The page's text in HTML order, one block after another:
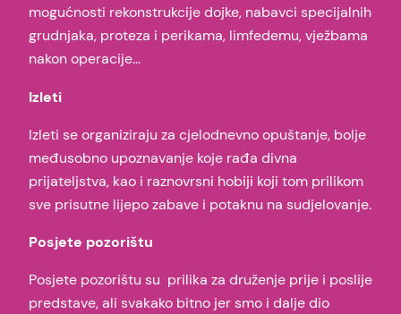
mogućnosti rekonstrukcije dojke, nabavci specijalnih
grudnjaka, proteza i perikama, limfedemu, vježbama
nakon operacije…
Izleti
Izleti se organiziraju za cjelodnevno opuštanje, bolje
međusobno upoznavanje koje rađa divna
prijateljstva, kao i raznovrsni hobiji koji tom prilikom
sve prisutne lijepo zabave i potaknu na sudjelovanje.
Posjete pozorištu
Posjete pozorištu su prilika za druženje prije i poslije
predstave, ali svakako bitno jer smo i dalje dio